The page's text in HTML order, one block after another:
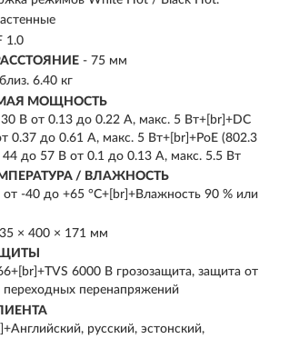
1.0
- 75 мм
6.40 кг
МОЩНОСТЬ
В от 0.13 до 0.22 A, макс. 5 Вт+[br]+DC
0.37 до 0.61 A, макс. 5 Вт+[br]+PoE (802.3
44 до 57 В от 0.1 до 0.13 A, макс. 5.5 Вт
/ ВЛАЖНОСТЬ
от -40 до +65 °C+[br]+Влажность 90 % или
× 400 × 171 мм
6000 В грозозащита, защита от
переходных перенапряжений
русский, эстонский,